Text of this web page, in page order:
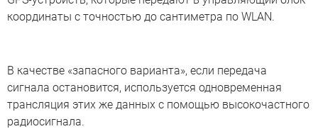
координаты с точностью до сантиметра по WLAN.
В качестве «запасного варианта», если передача
сигнала остановится, используется одновременная
трансляция этих же данных с помощью высокочастного
радиосигнала.